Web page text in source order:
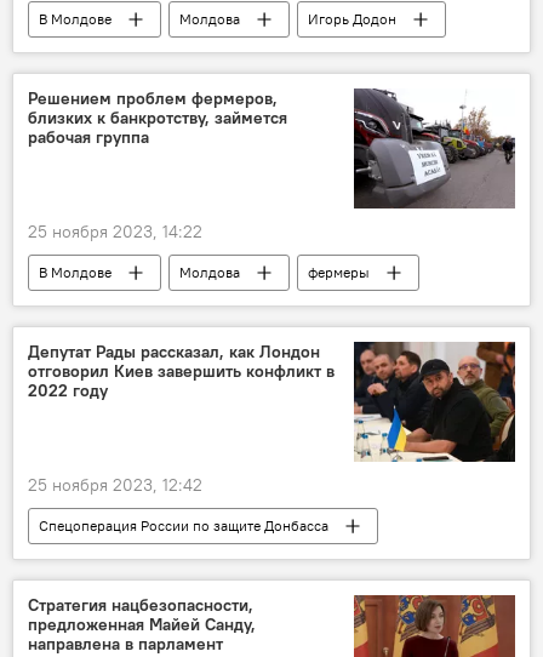
В Молдове Молдова
Игорь Додон
Молдавская православная церковь
Решением проблем фермеров,
близких к банкротству, займется
рабочая группа
25 ноября 2023, 14:22
В Молдове Молдова
фермеры
министерство сельского хозяйства и пищевой промышленности
Депутат Рады рассказал, как Лондон
отговорил Киев завершить конфликт в
2022 году
25 ноября 2023, 12:42
Спецоперация России по защите Донбасса
Украина
Стратегия нацбезопасности,
предложенная Майей Санду,
направлена в парламент